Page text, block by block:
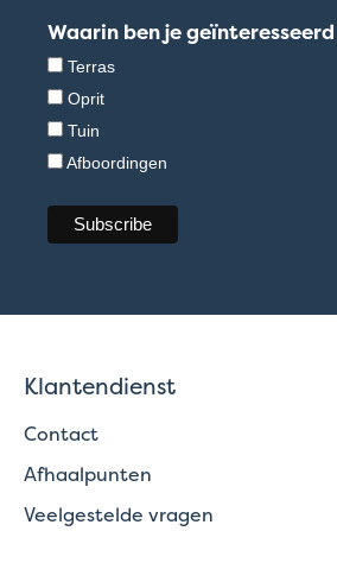
Waarin ben je geïnteresseerd
Terras
Oprit
Tuin
Afboordingen
Klantendienst
Contact
Afhaalpunten
Veelgestelde vragen